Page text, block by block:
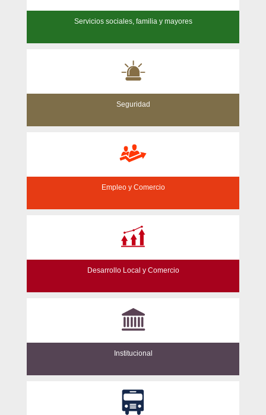
Servicios sociales, familia y mayores
Seguridad
Empleo y Comercio
Desarrollo Local y Comercio
Institucional